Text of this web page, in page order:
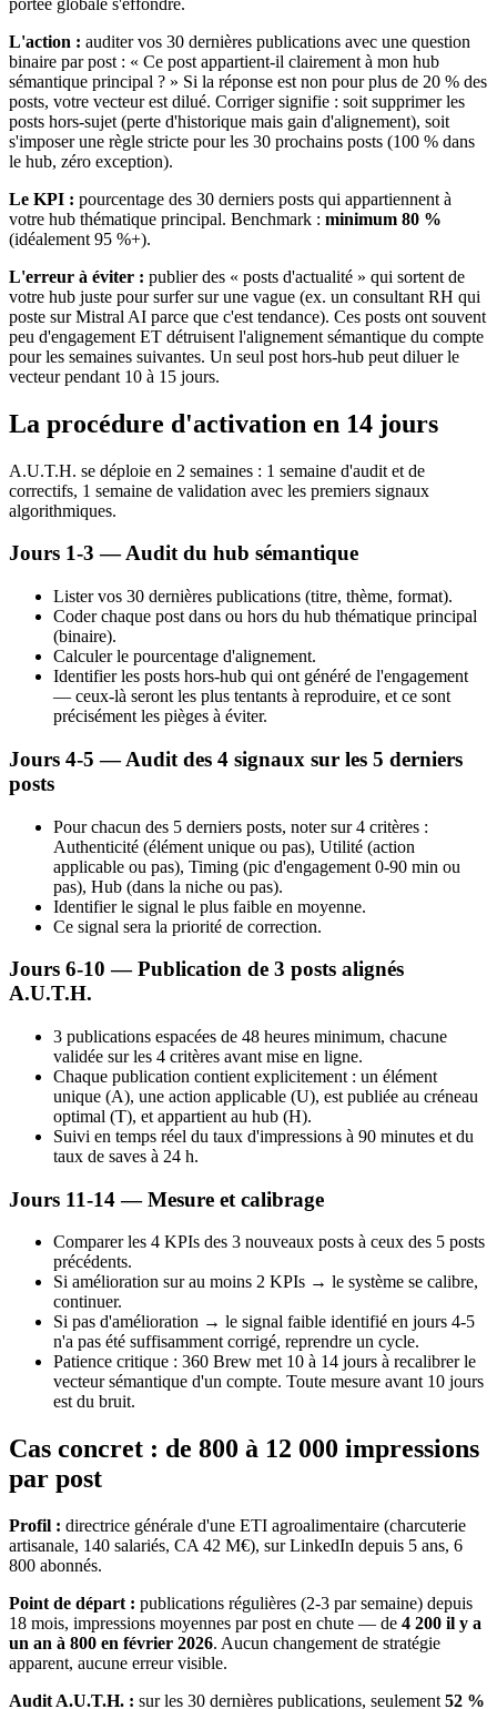
L'action : auditer vos 30 dernières publications avec une question
binaire par post : « Ce post appartient-il clairement à mon hub
sémantique principal ? » Si la réponse est non pour plus de 20 % des
posts, votre vecteur est dilué. Corriger signifie : soit supprimer les
posts hors-sujet (perte d'historique mais gain d'alignement), soit
s'imposer une règle stricte pour les 30 prochains posts (100 % dans
le hub, zéro exception).
Le KPI : pourcentage des 30 derniers posts qui appartiennent à
votre hub thématique principal. Benchmark : minimum 80 %
(idéalement 95 %+).
L'erreur à éviter : publier des « posts d'actualité » qui sortent de
votre hub juste pour surfer sur une vague (ex. un consultant RH qui
poste sur Mistral AI parce que c'est tendance). Ces posts ont souvent
peu d'engagement ET détruisent l'alignement sémantique du compte
pour les semaines suivantes. Un seul post hors-hub peut diluer le
vecteur pendant 10 à 15 jours.
La procédure d'activation en 14 jours
A.U.T.H. se déploie en 2 semaines : 1 semaine d'audit et de
correctifs, 1 semaine de validation avec les premiers signaux
algorithmiques.
Jours 1-3 — Audit du hub sémantique
Lister vos 30 dernières publications (titre, thème, format).
Coder chaque post dans ou hors du hub thématique principal
(binaire).
Calculer le pourcentage d'alignement.
Identifier les posts hors-hub qui ont généré de l'engagement
— ceux-là seront les plus tentants à reproduire, et ce sont
précisément les pièges à éviter.
Jours 4-5 — Audit des 4 signaux sur les 5 derniers
posts
Pour chacun des 5 derniers posts, noter sur 4 critères :
Authenticité (élément unique ou pas), Utilité (action
applicable ou pas), Timing (pic d'engagement 0-90 min ou
pas), Hub (dans la niche ou pas).
Identifier le signal le plus faible en moyenne.
Ce signal sera la priorité de correction.
Jours 6-10 — Publication de 3 posts alignés
A.U.T.H.
3 publications espacées de 48 heures minimum, chacune
validée sur les 4 critères avant mise en ligne.
Chaque publication contient explicitement : un élément
unique (A), une action applicable (U), est publiée au créneau
optimal (T), et appartient au hub (H).
Suivi en temps réel du taux d'impressions à 90 minutes et du
taux de saves à 24 h.
Jours 11-14 — Mesure et calibrage
Comparer les 4 KPIs des 3 nouveaux posts à ceux des 5 posts
précédents.
Si amélioration sur au moins 2 KPIs → le système se calibre,
continuer.
Si pas d'amélioration → le signal faible identifié en jours 4-5
n'a pas été suffisamment corrigé, reprendre un cycle.
Patience critique : 360 Brew met 10 à 14 jours à recalibrer le
vecteur sémantique d'un compte. Toute mesure avant 10 jours
est du bruit.
Cas concret : de 800 à 12 000 impressions
par post
Profil : directrice générale d'une ETI agroalimentaire (charcuterie
artisanale, 140 salariés, CA 42 M€), sur LinkedIn depuis 5 ans, 6
800 abonnés.
Point de départ : publications régulières (2-3 par semaine) depuis
18 mois, impressions moyennes par post en chute — de 4 200 il y a
un an à 800 en février 2026. Aucun changement de stratégie
apparent, aucune erreur visible.
Audit A.U.T.H. : sur les 30 dernières publications, seulement 52 %